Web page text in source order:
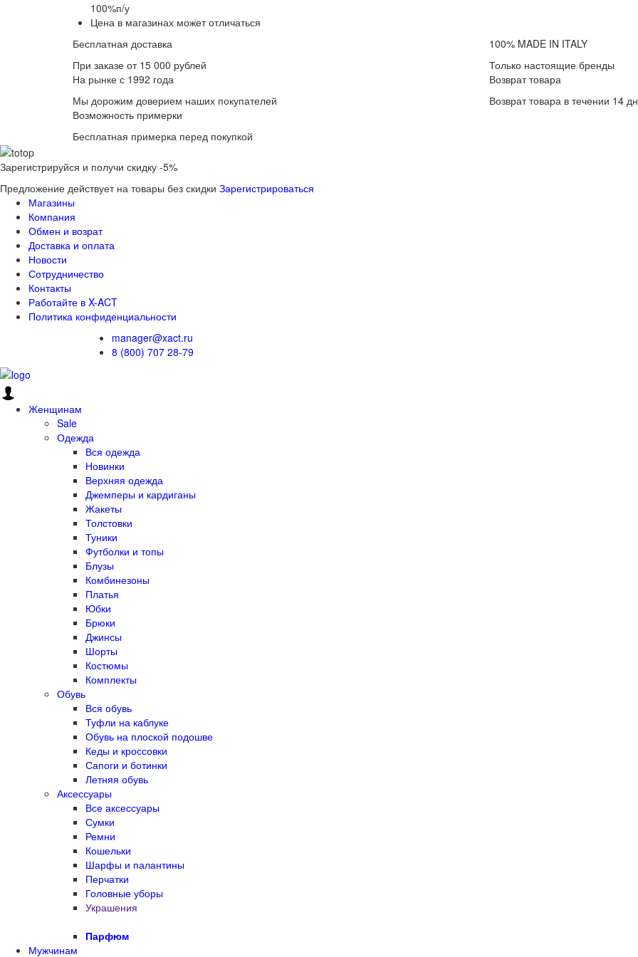
100%п/у
Цена в магазинах может отличаться
Бесплатная доставка
При заказе от 15 000 рублей
100% MADE IN ITALY
Только настоящие бренды
На рынке с 1992 года
Мы дорожим доверием наших покупателей
Возврат товара
Возврат товара в течении 14
Возможность примерки
Бесплатная примерка перед покупкой
Зарегистрируйся и получи скидку -5%
Предложение действует на товары без скидки Зарегистрироваться
Магазины
Компания
Обмен и возрат
Доставка и оплата
Новости
Сотрудничество
Контакты
Работайте в X-ACT
Политика конфиденциальности
manager@xact.ru
8 (800) 707 28-79
Женщинам
Sale
Одежда
Вся одежда
Новинки
Верхняя одежда
Джемперы и кардиганы
Жакеты
Толстовки
Туники
Футболки и топы
Блузы
Комбинезоны
Платья
Юбки
Брюки
Джинсы
Шорты
Костюмы
Комплекты
Обувь
Вся обувь
Туфли на каблуке
Обувь на плоской подошве
Кеды и кроссовки
Сапоги и ботинки
Летняя обувь
Аксессуары
Все аксессуары
Сумки
Ремни
Кошельки
Шарфы и палантины
Перчатки
Головные уборы
Украшения
Парфюм
Мужчинам